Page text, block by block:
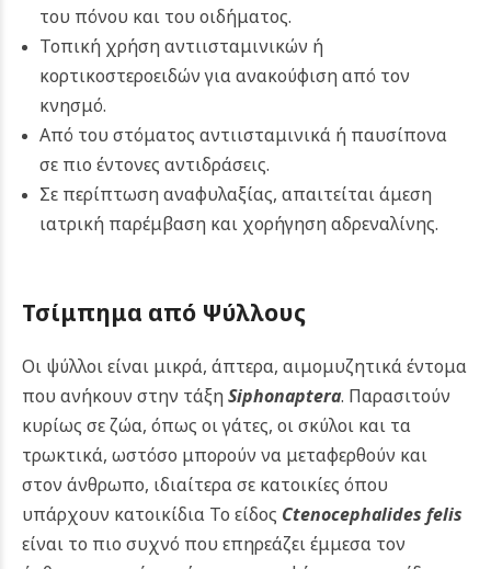
του πόνου και του οιδήματος.
Τοπική χρήση αντιισταμινικών ή
κορτικοστεροειδών για ανακούφιση από τον
κνησμό.
Από του στόματος αντιισταμινικά ή παυσίπονα
σε πιο έντονες αντιδράσεις.
Σε περίπτωση αναφυλαξίας, απαιτείται άμεση
ιατρική παρέμβαση και χορήγηση αδρεναλίνης.
Τσίμπημα από Ψύλλους
Οι ψύλλοι είναι μικρά, άπτερα, αιμομυζητικά έντομα
που ανήκουν στην τάξηSiphonaptera. Παρασιτούν
κυρίως σε ζώα, όπως οι γάτες, οι σκύλοι και τα
τρωκτικά, ωστόσο μπορούν να μεταφερθούν και
στον άνθρωπο, ιδιαίτερα σε κατοικίες όπου
υπάρχουν κατοικίδια Το είδος Ctenocephalides felis
είναι το πιο συχνό που επηρεάζει έμμεσα τον